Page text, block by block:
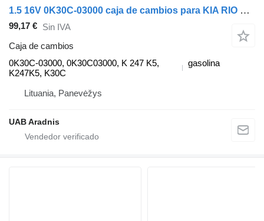
1.5 16V 0K30C-03000 caja de cambios para KIA RIO Estate (DC) coche
99,17 € Sin IVA
Caja de cambios
0K30C-03000, 0K30C03000, K 247 K5,
K247K5, K30C
gasolina
Lituania, Panevėžys
UAB Aradnis